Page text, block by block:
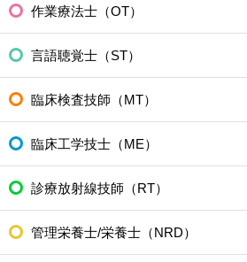
作業療法士（OT）
言語聴覚士（ST）
臨床検査技師（MT）
臨床工学技士（ME）
診療放射線技師（RT）
管理栄養士/栄養士（NRD）